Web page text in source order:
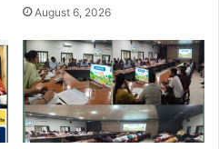
August 6, 2026